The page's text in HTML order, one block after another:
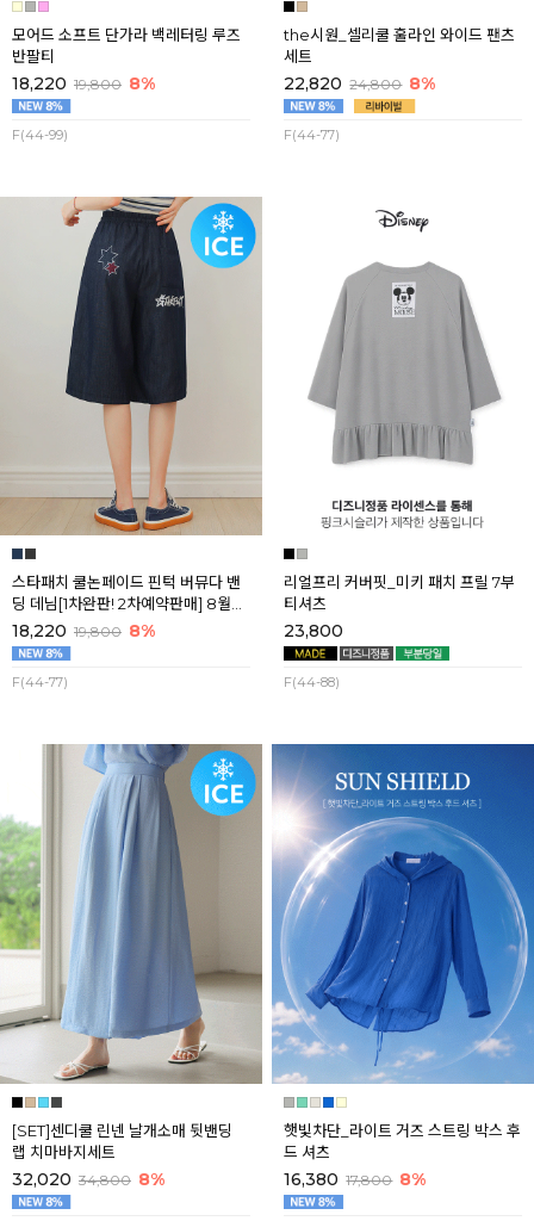
모어드 소프트 단가라 백레터링 루즈
반팔티
18,220 19,800 8%
F(44-99)
the시원_셀리쿨 훌라인 와이드 팬츠
세트
22,820 24,800 8%
F(44-77)
스타패치 쿨논페이드 핀턱 버뮤다 밴
딩 데님[1차완판! 2차예약판매] 8월셋
째주 순차배송
18,220 19,800 8%
F(44-77)
리얼프리 커버핏_미키 패치 프릴 7부
티셔츠
23,800
F(44-88)
[SET]센디쿨 린넨 날개소매 뒷밴딩
랩 치마바지세트
32,020 34,800 8%
햇빛차단_라이트 거즈 스트링 박스 후
드 셔츠
16,380 17,800 8%